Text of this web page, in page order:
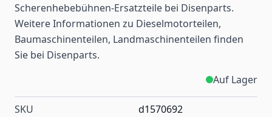
Scherenhebebühnen-Ersatzteile bei Disenparts.
Weitere Informationen zu Dieselmotorteilen,
Baumaschinenteilen, Landmaschinenteilen finden
Sie bei Disenparts.
Auf Lager
SKU d1570692